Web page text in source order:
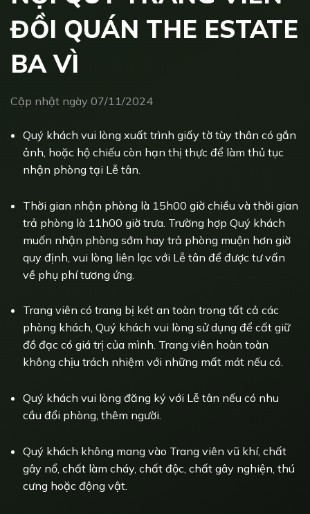
ĐỒI QUÁN THE ESTATE
BA VÌ
Cập nhật ngày 07/11/2024
Quý khách vui lòng xuất trình giấy tờ tùy thân có gắn
ảnh, hoặc hộ chiếu còn hạn thị thực để làm thủ tục
nhận phòng tại Lễ tân.
Thời gian nhận phòng là 15h00 giờ chiều và thời gian
trả phòng là 11h00 giờ trưa. Trường hợp Quý khách
muốn nhận phòng sớm hay trả phòng muộn hơn giờ
quy định, vui lòng liên lạc với Lễ tân để được tư vấn
về phụ phí tương ứng.
Trang viên có trang bị két an toàn trong tất cả các
phòng khách, Quý khách vui lòng sử dụng để cất giữ
đồ đạc có giá trị của mình. Trang viên hoàn toàn
không chịu trách nhiệm với những mất mát nếu có.
Quý khách vui lòng đăng ký với Lễ tân nếu có nhu
cầu đổi phòng, thêm người.
Quý khách không mang vào Trang viên vũ khí, chất
gây nổ, chất làm cháy, chất độc, chất gây nghiện, thú
cưng hoặc động vật.